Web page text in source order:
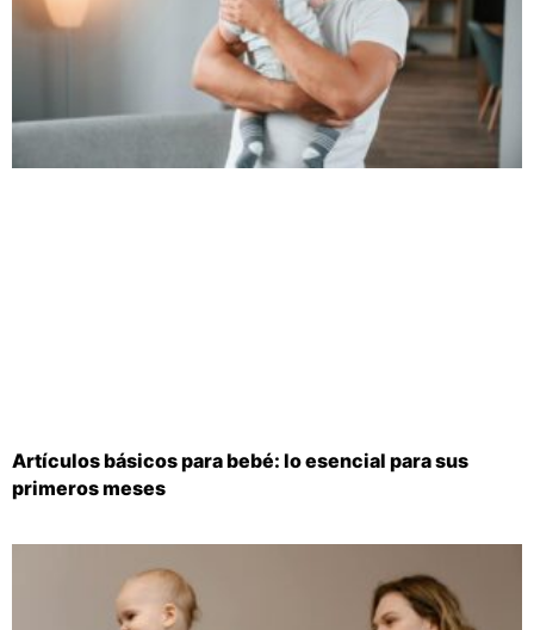
Artículos básicos para bebé: lo esencial para sus
primeros meses